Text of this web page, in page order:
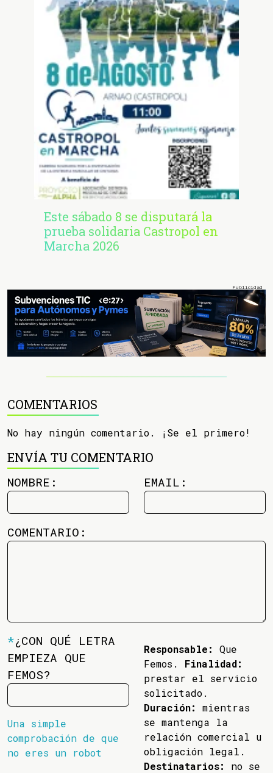
Este sábado 8 se disputará la
prueba solidaria Castropol en
Marcha 2026
COMENTARIOS
No hay ningún comentario. ¡Se el primero!
ENVÍA TU COMENTARIO
NOMBRE: EMAIL:
COMENTARIO:
*¿CON QUÉ LETRA
EMPIEZA QUE
FEMOS?
Una simple
comprobación de que
no eres un robot
Responsable:
Que
Femos. Finalidad:
prestar el servicio
solicitado.
Duración:
mientras
se mantenga la
relación comercial u
obligación legal.
Destinatarios:
no se